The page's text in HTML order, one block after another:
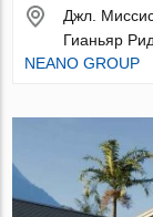
Джл.
Гианьяр
NEANO GROUP